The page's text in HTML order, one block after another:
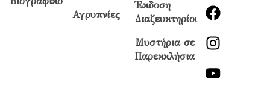
Αγρυπνίες
Έκδοση
Διαζευκτηρίου
Μυστήρια σε
Παρεκκλήσια